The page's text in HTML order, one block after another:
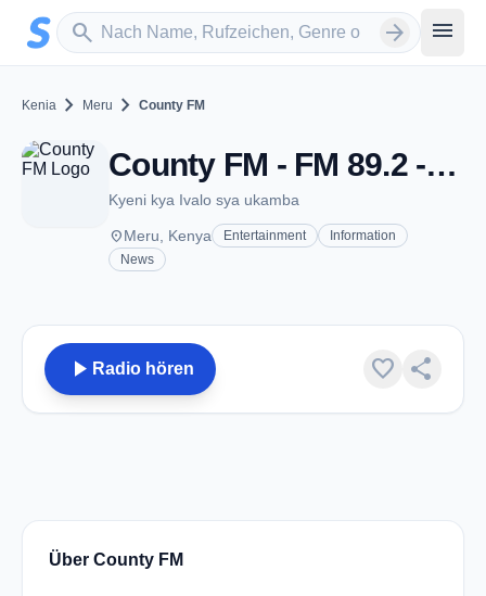
Zum Hauptinhalt springen
search
Sender suchen arrow_forward menu
Kenia chevron_right Meru chevron_right County FM
County FM - FM 89.2 - Meru
Kyeni kya Ivalo sya ukamba
placeMeru, Kenya Entertainment
Information
News
play_arrow Radio hören favorite share
Über County FM